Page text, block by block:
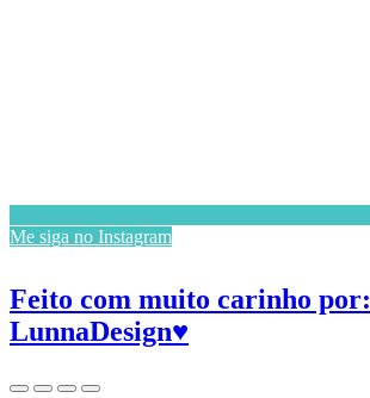
Me siga no Instagram
Feito com muito carinho por:
LunnaDesign♥